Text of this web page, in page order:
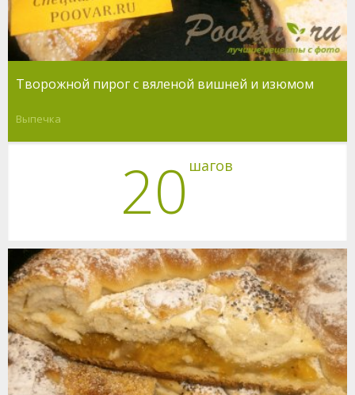
Творожной пирог с вяленой вишней и изюмом
Выпечка
20 шагов